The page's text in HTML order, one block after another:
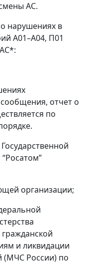
АС.
нарушениях в
А01–А04, П01
отчет о
по
организации;
и ликвидации
(МЧС России) по